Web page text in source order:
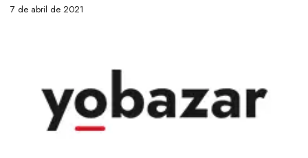
7 de abril de 2021